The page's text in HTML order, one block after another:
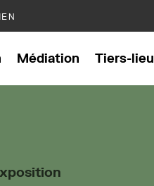
Médiation Tiers-lieu